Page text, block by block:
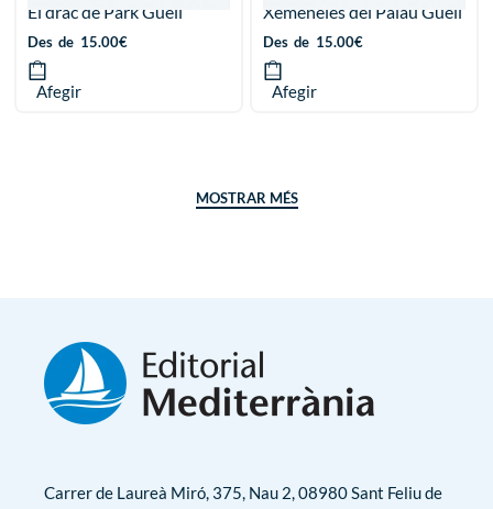
El drac de Park Güell
Des de 15.00€
Afegir
Xemeneies del Palau Güell
Des de 15.00€
Afegir
Carrer de Laureà Miró, 375, Nau 2, 08980 Sant Feliu de